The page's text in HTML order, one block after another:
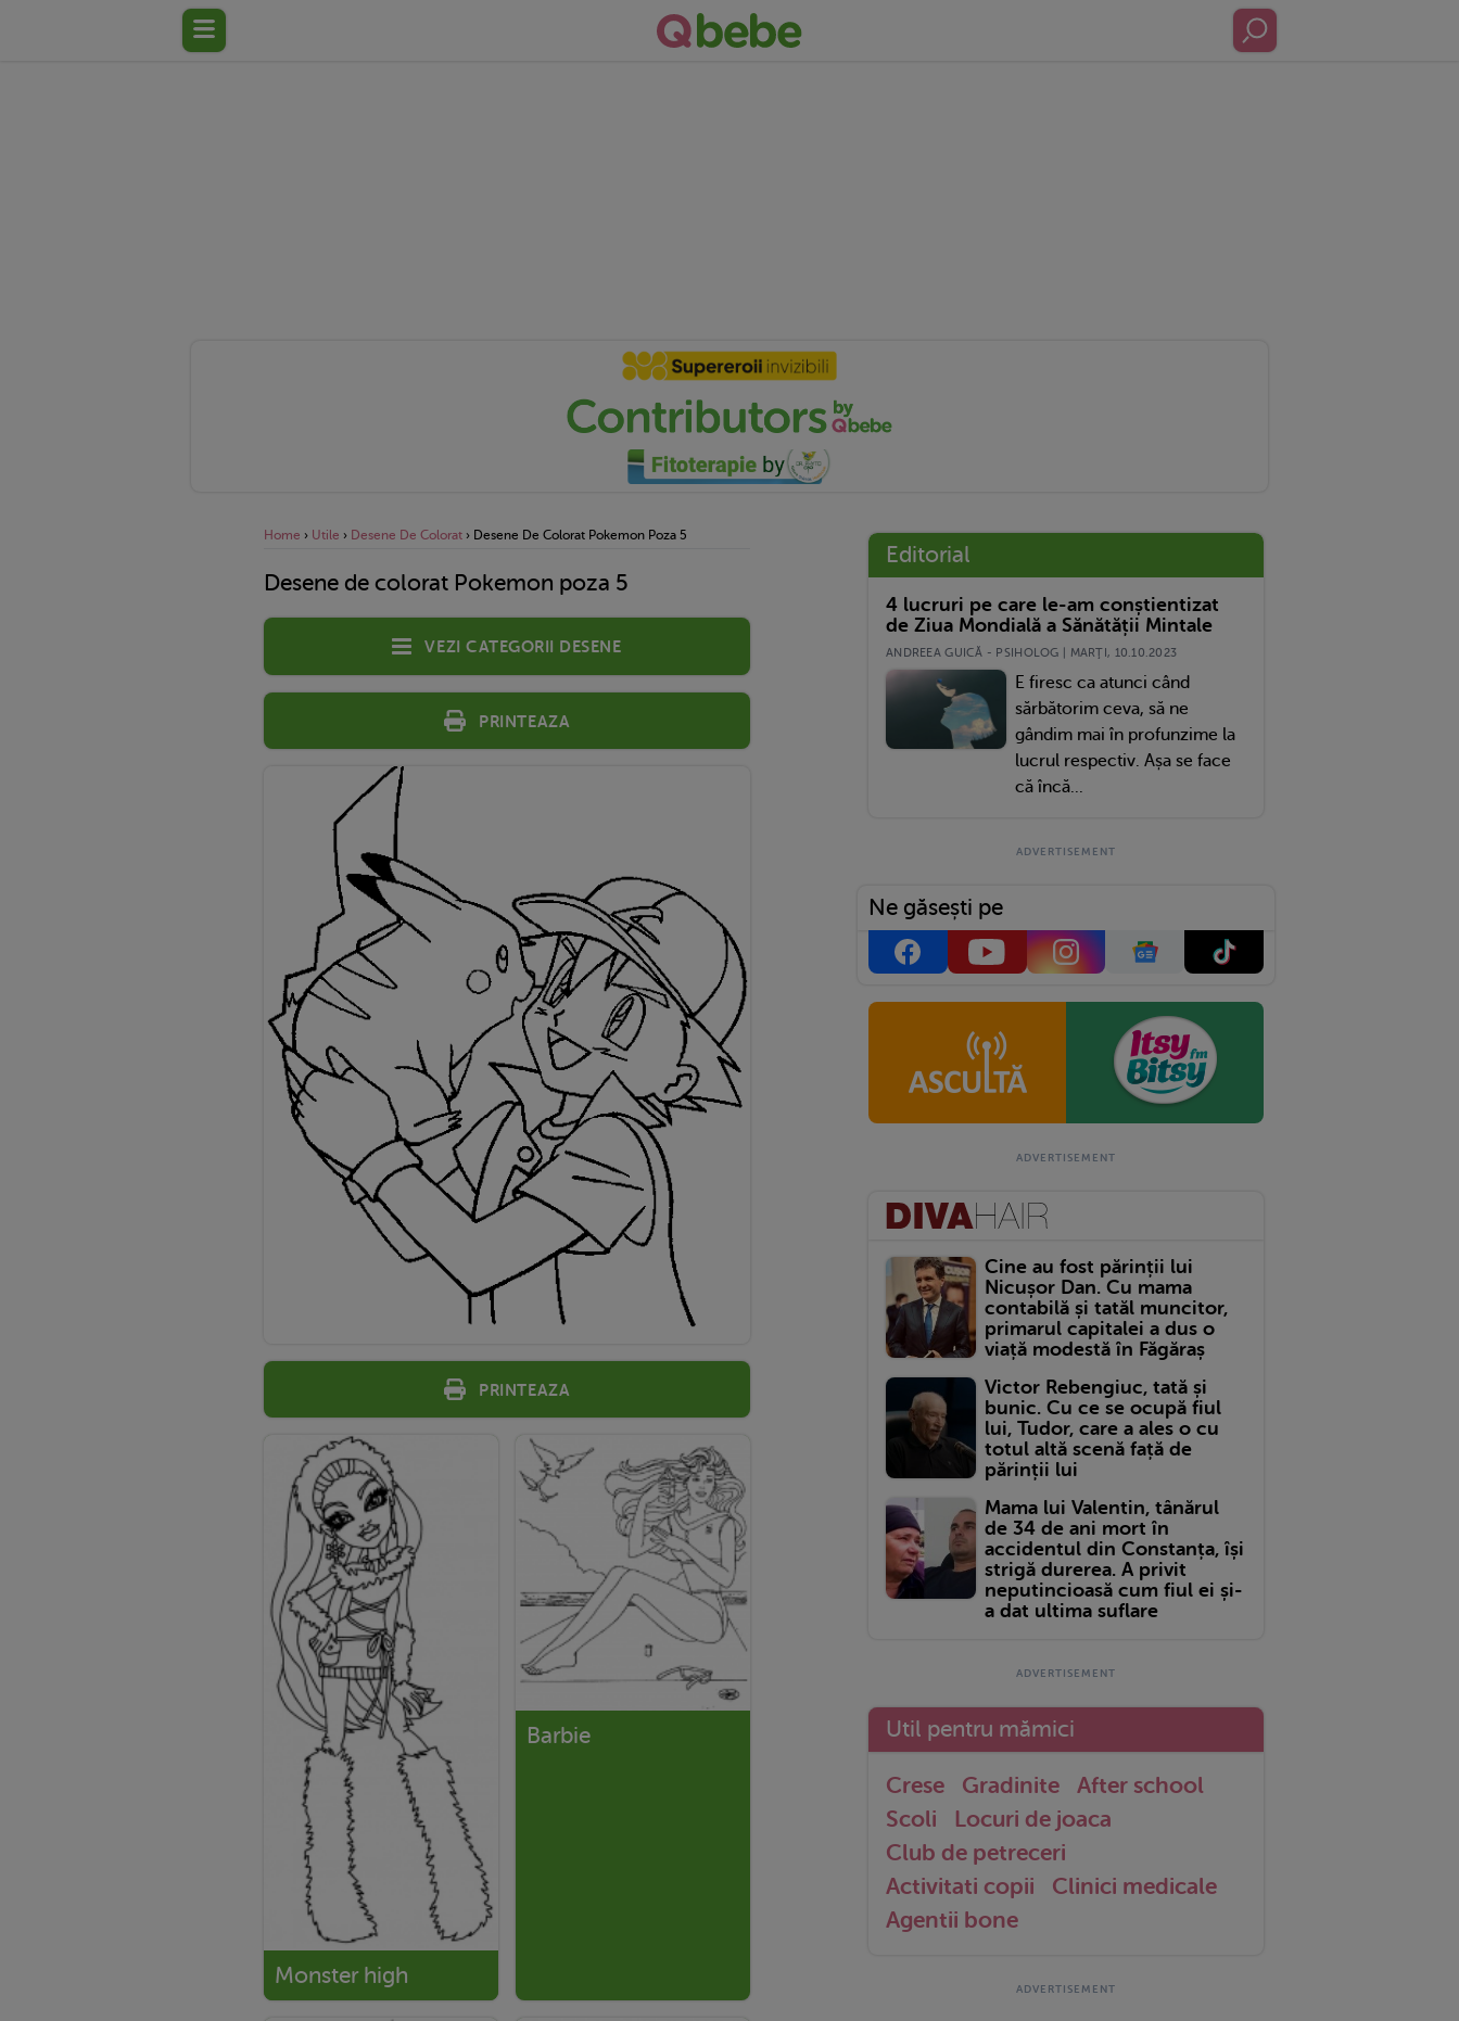
Home › Utile › Desene De Colorat › Desene De Colorat Pokemon Poza 5
Desene de colorat Pokemon poza 5
Vezi categorii desene
Printeaza
Printeaza
Monster high
Barbie
Editorial
4 lucruri pe care le-am conștientizat
de Ziua Mondială a Sănătății Mintale
ANDREEA GUICĂ - PSIHOLOG | MARŢI, 10.10.2023
E firesc ca atunci când
sărbătorim ceva, să ne
gândim mai în profunzime la
lucrul respectiv. Așa se face
că încă...
Ne găsești pe
Cine au fost părinții lui
Nicușor Dan. Cu mama
contabilă și tatăl muncitor,
primarul capitalei a dus o
viață modestă în Făgăraș
Victor Rebengiuc, tată și
bunic. Cu ce se ocupă fiul
lui, Tudor, care a ales o cu
totul altă scenă față de
părinții lui
Mama lui Valentin, tânărul
de 34 de ani mort în
accidentul din Constanța, își
strigă durerea. A privit
neputincioasă cum fiul ei și-
a dat ultima suflare
Util pentru mămici
Crese Gradinite
After school
Scoli
Locuri de joaca
Club de petreceri
Activitati copii
Clinici medicale
Agentii bone